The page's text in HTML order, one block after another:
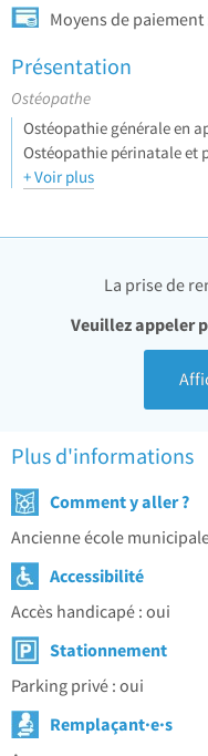
Moyens de paiement
Présentation
Ostéopathe
Ostéopathie générale en
Ostéopathie périnatale et
femme enceinte.
+ Voir plus
La prise de
Veuillez appeler
Plus d'informations
Comment y aller ?
Ancienne école
Accessibilité
Accès handicapé : oui
Stationnement
Parking privé : oui
Remplaçant·e·s